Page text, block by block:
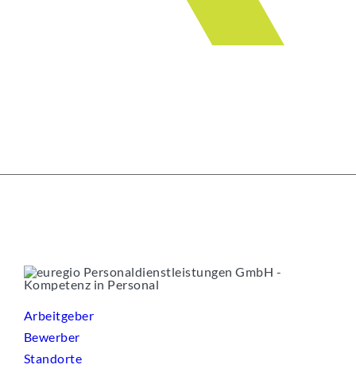
Arbeitgeber
Bewerber
Standorte